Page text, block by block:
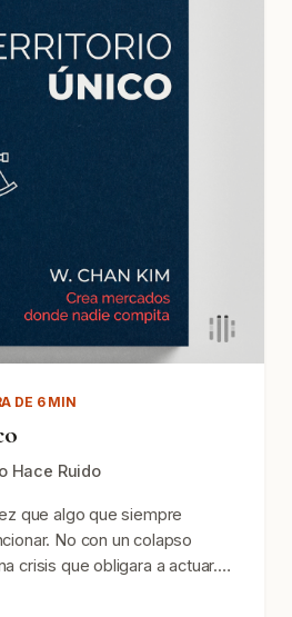
DE 6 MIN
Hace Ruido
que algo que siempre
No con un colapso
crisis que obligara a actuar.